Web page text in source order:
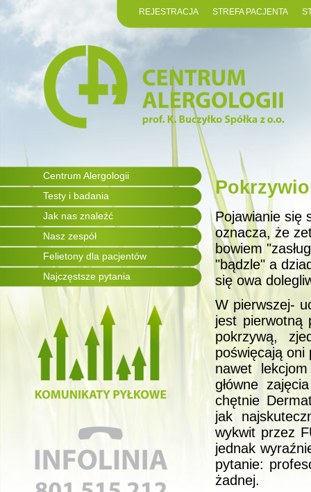
REJESTRACJA STREFA PACJENTA
Centrum Alergologii
Testy i badania
Jak nas znaleźć
Nasz zespół
Felietony dla pacjentów
Najczęstsze pytania
Pojawianie się
oznacza, że
bowiem
"bądzle" a
się owa
W pierwszej-
jest pierwotną
pokrzywą,
poświęcają
nawet
główne
chętnie
jak
wykwit przez
jednak
pytanie:
żadnej.